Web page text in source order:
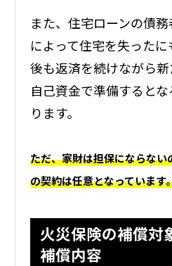
また、住宅ローンの債
によって住宅を失った
後も返済を続けながら
自己資金で準備すると
ります。
ただ、家財は担保にならない
の契約は任意となっています
火災保険の補償対
補償内容